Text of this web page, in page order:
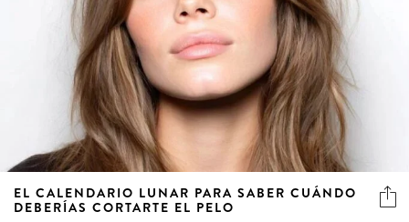
EL CALENDARIO LUNAR PARA SABER CUÁNDO
DEBERÍAS CORTARTE EL PELO